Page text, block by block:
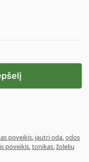
poveikis, jautri oda,odos
poveikis,tonikas,žolelių